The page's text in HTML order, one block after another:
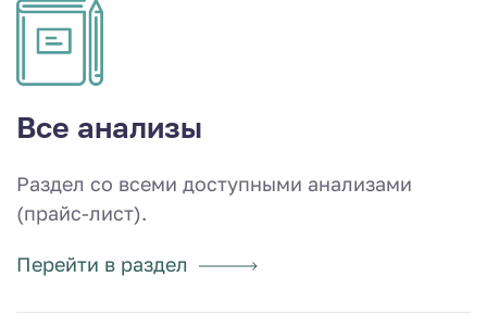
Все анализы
Раздел со всеми доступными анализами
(прайс-лист).
Перейти в раздел